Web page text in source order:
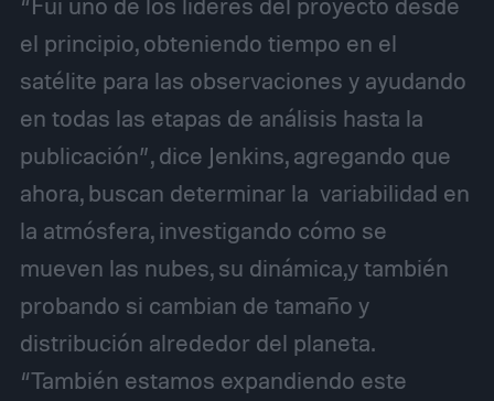
el principio, obteniendo tiempo en el
satélite para las observaciones y ayudando
en todas las etapas de análisis hasta la
publicación”, dice Jenkins, agregando que
ahora, buscan determinar la variabilidad en
la atmósfera, investigando cómo se
mueven las nubes, su dinámica,y también
probando si cambian de tamaño y
distribución alrededor del planeta.
“También estamos expandiendo este